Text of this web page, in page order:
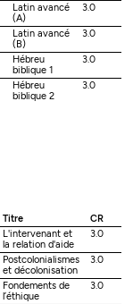
Latin avancé
(A)
3.0
Latin avancé
(B)
3.0
Hébreu
biblique 1
3.0
Hébreu
biblique 2
3.0
Titre
CR
L'intervenant et
la relation d'aide
3.0
Postcolonialismes
et décolonisation
3.0
Fondements de
l’éthique
3.0